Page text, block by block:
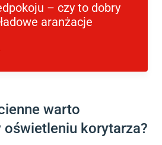
– czy to dobry
aranżacje
warto
korytarza?